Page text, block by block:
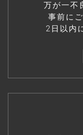
万が一不
事前に
2日以内